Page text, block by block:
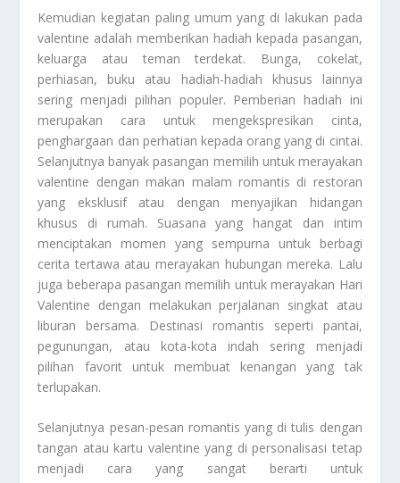
Kemudian kegiatan paling umum yang di lakukan pada
valentine adalah memberikan hadiah kepada pasangan,
keluarga atau teman terdekat. Bunga, cokelat,
perhiasan, buku atau hadiah-hadiah khusus lainnya
sering menjadi pilihan populer. Pemberian hadiah ini
merupakan cara untuk mengekspresikan cinta,
penghargaan dan perhatian kepada orang yang di cintai.
Selanjutnya banyak pasangan memilih untuk merayakan
valentine dengan makan malam romantis di restoran
yang eksklusif atau dengan menyajikan hidangan
khusus di rumah. Suasana yang hangat dan intim
menciptakan momen yang sempurna untuk berbagi
cerita tertawa atau merayakan hubungan mereka. Lalu
juga beberapa pasangan memilih untuk merayakan Hari
Valentine dengan melakukan perjalanan singkat atau
liburan bersama. Destinasi romantis seperti pantai,
pegunungan, atau kota-kota indah sering menjadi
pilihan favorit untuk membuat kenangan yang tak
terlupakan.
Selanjutnya pesan-pesan romantis yang di tulis dengan
tangan atau kartu valentine yang di personalisasi tetap
menjadi cara yang sangat berarti untuk